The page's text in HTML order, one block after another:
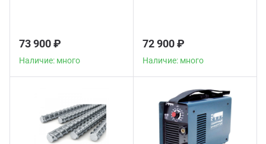
73 900 ₽
Наличие: много
72 900 ₽
Наличие: много